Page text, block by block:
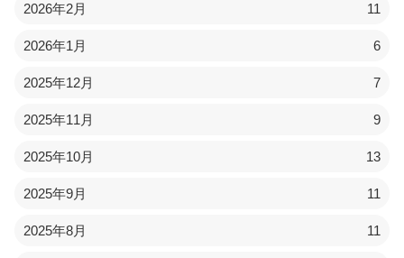
2026年2月 11
2026年1月 6
2025年12月 7
2025年11月 9
2025年10月 13
2025年9月 11
2025年8月 11